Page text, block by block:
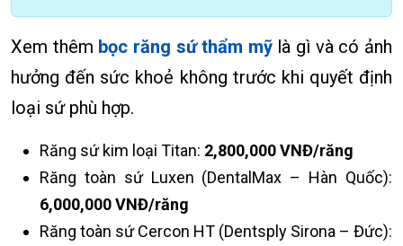
Xem thêm bọc răng sứ thẩm mỹlà gì và có ảnh
hưởng đến sức khoẻ không trước khi quyết định
loại sứ phù hợp.
Răng sứ kim loại Titan: 2,800,000 VNĐ/răng
Răng toàn sứ Luxen (DentalMax – Hàn Quốc):
6,000,000 VNĐ/răng
Răng toàn sứ Cercon HT (Dentsply Sirona – Đức):